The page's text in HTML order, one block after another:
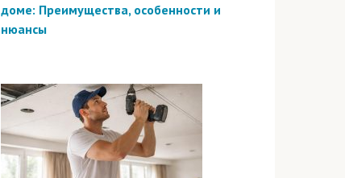
доме: Преимущества, особенности и
нюансы